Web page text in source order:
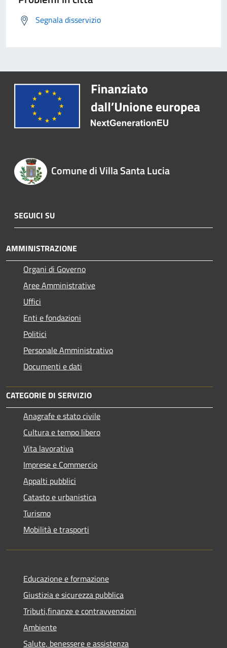
Segnala disservizio
Comune di Villa Santa Lucia
SEGUICI SU
AMMINISTRAZIONE
Organi di Governo
Aree Amministrative
Uffici
Enti e fondazioni
Politici
Personale Amministrativo
Documenti e dati
CATEGORIE DI SERVIZIO
Anagrafe e stato civile
Cultura e tempo libero
Vita lavorativa
Imprese e Commercio
Appalti pubblici
Catasto e urbanistica
Turismo
Mobilità e trasporti
Educazione e formazione
Giustizia e sicurezza pubblica
Tributi,finanze e contravvenzioni
Ambiente
Salute, benessere e assistenza